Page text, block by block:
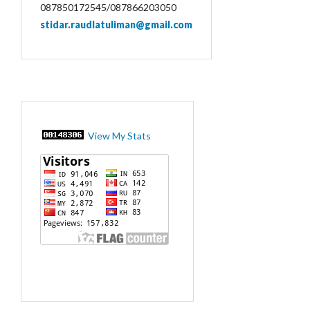
087850172545/087866203050
stidar.raudlatuliman@gmail.com
View My Stats